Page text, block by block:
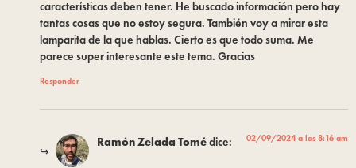
características deben tener. He buscado información pero hay
tantas cosas que no estoy segura. También voy a mirar esta
lamparita de la que hablas. Cierto es que todo suma. Me
parece super interesante este tema. Gracias
Responder
Ramón Zelada Tomédice: 02/09/2024 a las 8:16 am